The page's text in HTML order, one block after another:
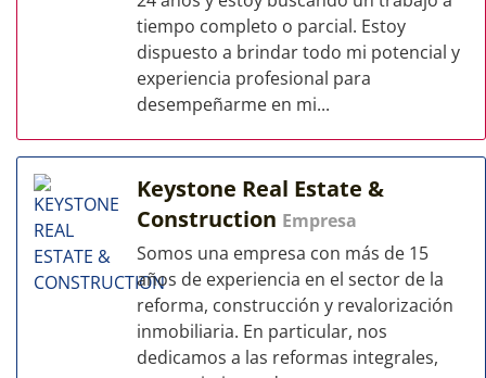
tiempo completo o parcial. Estoy
dispuesto a brindar todo mi potencial y
experiencia profesional para
desempeñarme en mi...
Keystone Real Estate &
Construction Empresa
Somos una empresa con más de 15
años de experiencia en el sector de la
reforma, construcción y revalorización
inmobiliaria. En particular, nos
dedicamos a las reformas integrales,